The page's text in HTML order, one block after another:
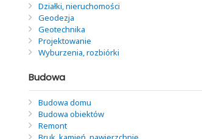
Działki, nieruchomości
Geodezja
Geotechnika
Projektowanie
Wyburzenia, rozbiórki
Budowa
Budowa domu
Budowa obiektów
Remont